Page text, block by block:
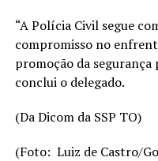
“A Polícia Civil segue
compromisso no
promoção da segurança
conclui o delegado.
(Da Dicom da SSP TO)
(Foto: Luiz de Castro/